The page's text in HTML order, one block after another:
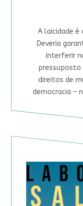
A laicidade é
Deveria
interferir
pressuposto
direitos de
democracia –